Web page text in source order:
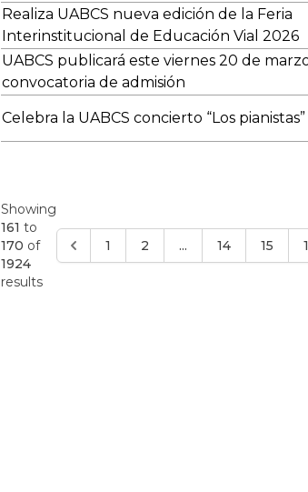
Realiza UABCS nueva edición de la Feria
Interinstitucional de Educación Vial 2026
UABCS publicará este viernes 20 de
convocatoria de admisión
Celebra la UABCS concierto “Los pianistas”
Showing
161 to
170 of
1924
results
1 2 ... 14 15